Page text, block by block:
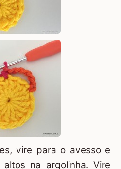
vire para o avesso e
na argolinha. Vire